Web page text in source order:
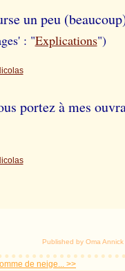
un peu
: "Explications")
portez à mes
Published by Oma Annick
de neige... >>